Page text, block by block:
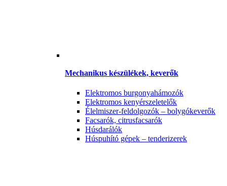
Mechanikus készülékek, keverők
Elektromos burgonyahámozók
Elektromos kenyérszeletelők
Élelmiszer-feldolgozók – bolygókeverők
Facsarók, citrusfacsarók
Húsdarálók
Húspuhító gépek – tenderizerek